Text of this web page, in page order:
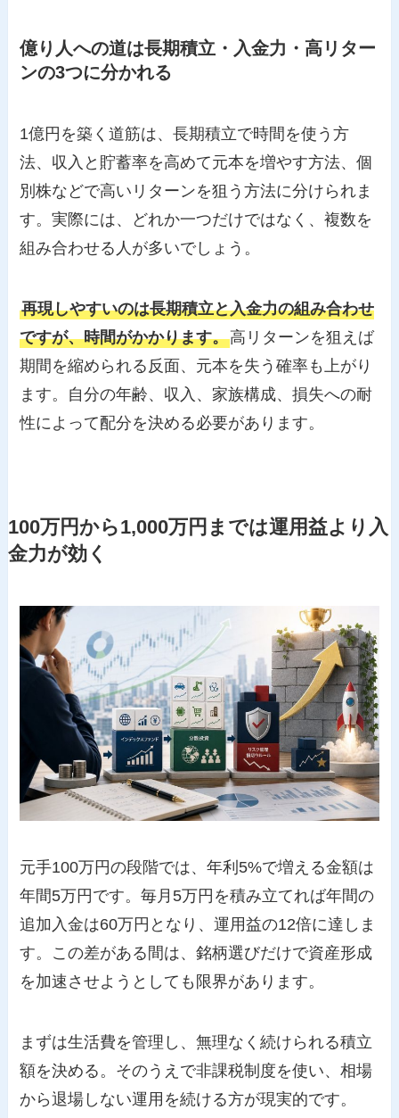
億り人への道は長期積立・入金力・高リター
ンの3つに分かれる
1億円を築く道筋は、長期積立で時間を使う方
法、収入と貯蓄率を高めて元本を増やす方法、個
別株などで高いリターンを狙う方法に分けられま
す。実際には、どれか一つだけではなく、複数を
組み合わせる人が多いでしょう。
再現しやすいのは長期積立と入金力の組み合わせ
ですが、時間がかかります。高リターンを狙えば
期間を縮められる反面、元本を失う確率も上がり
ます。自分の年齢、収入、家族構成、損失への耐
性によって配分を決める必要があります。
100万円から1,000万円までは運用益より入
金力が効く
元手100万円の段階では、年利5%で増える金額は
年間5万円です。毎月5万円を積み立てれば年間の
追加入金は60万円となり、運用益の12倍に達しま
す。この差がある間は、銘柄選びだけで資産形成
を加速させようとしても限界があります。
まずは生活費を管理し、無理なく続けられる積立
額を決める。そのうえで非課税制度を使い、相場
から退場しない運用を続ける方が現実的です。